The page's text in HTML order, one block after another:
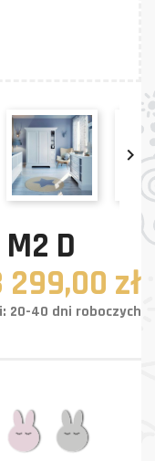

D
299,00 zł
20-40 dni roboczych
Mastik Róż